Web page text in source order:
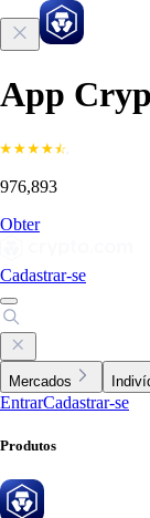
App
976,893
Obter
Cadastrar-se
Mercados
EntrarCadastrar-se
Produtos